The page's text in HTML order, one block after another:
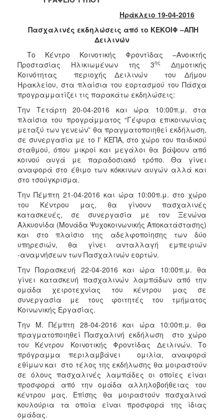
2019
2017
2016
2015
2013
2012
2011
2010
2006
ΔΗΜΟΤΗΣ
ΕΠΙΣΚΕΠΤΗΣ
ΗΡΑΚΛΕΙΟ
Ηράκλειο 19-04-2016
Πασχαλινές εκδηλώσεις από το ΚΕΚΟΙΦ –ΑΠΗ
Δειλινών
Το Κέντρο Κοινοτικής Φροντίδας –Ανοικτής
Προστασίας Ηλικιωμένων της 3ης
Δημοτικής
Κοινότητας περιοχής Δειλινών του Δήμου
Ηρακλείου, στα πλαίσια του εορτασμού του Πάσχα
προγραμματίζει τις παρακάτω εκδηλώσεις:
Την Τετάρτη 20-04-2016 και ώρα 10:00π.μ. στα
πλαίσια του προγράμματος “Γέφυρα επικοινωνίας
μεταξύ των γενεών” θα πραγματοποιηθεί εκδήλωση,
σε συνεργασία με το Ι' ΚΕΠΑ, στο χώρο του παιδικού
σταθμού, όπου μικροί και μεγάλοι θα βάψουν από
κοινού αυγά με παραδοσιακό τρόπο. Θα γίνει
αναφορά στο έθιμο των κόκκινων αυγών αλλά και
στο τσούγκρισμα.
Την Πέμπτη 21-04-2016 και ώρα 10:00π.μ. στο χώρο
του Κέντρου μας, θα γίνουν πασχαλινές
κατασκευές, σε συνεργασία με τον Ξενώνα
Αλκυονίδα (Μονάδα Ψυχοκοινωνικής Αποκατάστασης)
και στο πλαίσιο της αδελφοποίησης των δύο
υπηρεσιών, θα γίνει ανταλλαγή εμπειριών
-αναμνήσεων των Πασχαλινών εορτών.
Την Παρασκευή 22-04-2016 και ώρα 10:00π.μ. θα
γίνει κατασκευή πασχαλινών λαμπάδων από την
ομάδα χειροτεχνίας του κέντρου μας σε
συνεργασία με τους φοιτητές του τμήματος
Κοινωνικής Εργασίας.
Την Μ. Πέμπτη 28-04-2016 και ώρα 10:00π.μ. θα
πραγματοποιηθεί Πασχαλινή εκδήλωση στο χώρο
του Κέντρου Κοινοτικής Φροντίδας Δειλινών. Το
πρόγραμμα περιλαμβάνει ομιλία, αναφορά
εθίμων και στο τέλος της εκδήλωσης θα μοιραστούν
σε όλους πασχαλινές λαμπάδες οι οποίες είναι
προσφορά από την ομάδα αλληλοβοήθειας του
κέντρου μας. Επίσης θα μοιραστούν πασχαλινά
κουλούρια τα οποία είναι προσφορά της ίδιας
ομάδας.